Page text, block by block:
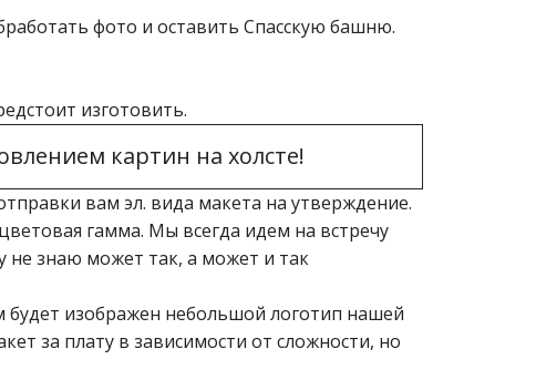
фото и оставить Спасскую башню.
изготовить.
картин на холсте!
вам эл. вида макета на утверждение.
гамма. Мы всегда идем на встречу
не знаю может так, а может и так
изображен небольшой логотип нашей
за плату в зависимости от сложности, но